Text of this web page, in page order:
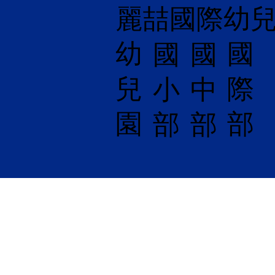
麗喆國際幼
幼
兒
園
​國
小
部
國
中
部
國
際
部